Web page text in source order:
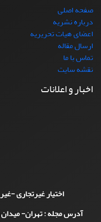
صفحه اصلی
درباره نشریه
اعضای هیات تحریریه
ارسال مقاله
تماس با ما
نقشه سایت
اخبار و اعلانات
اختیار غیرتجاری -
آدرس مجله : تهران- میدان